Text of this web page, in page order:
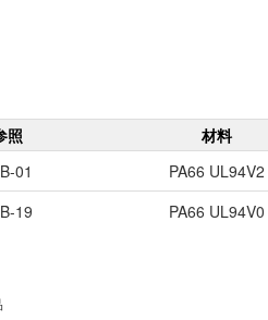
照 材料
01 PA66 UL94V2
19 PA66 UL94V0